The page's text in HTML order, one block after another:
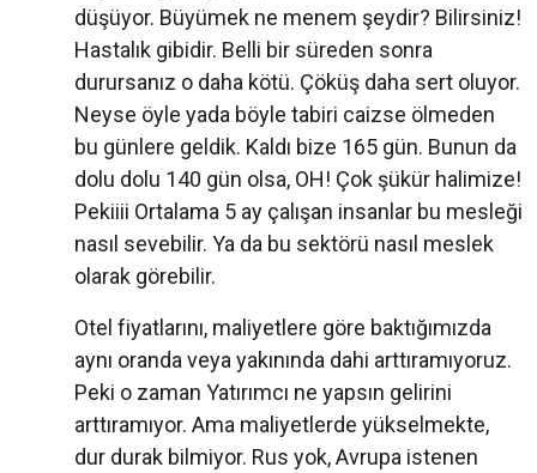
düşüyor. Büyümek ne menem şeydir? Bilirsiniz!
Hastalık gibidir. Belli bir süreden sonra
durursanız o daha kötü. Çöküş daha sert oluyor.
Neyse öyle yada böyle tabiri caizse ölmeden
bu günlere geldik. Kaldı bize 165 gün. Bunun da
dolu dolu 140 gün olsa, OH! Çok şükür halimize!
Pekiiii Ortalama 5 ay çalışan insanlar bu mesleği
nasıl sevebilir. Ya da bu sektörü nasıl meslek
olarak görebilir.
Otel fiyatlarını, maliyetlere göre baktığımızda
aynı oranda veya yakınında dahi arttıramıyoruz.
Peki o zaman Yatırımcı ne yapsın gelirini
arttıramıyor. Ama maliyetlerde yükselmekte,
dur durak bilmiyor. Rus yok, Avrupa istenen